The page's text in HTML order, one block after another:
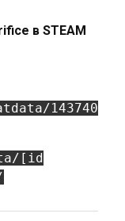
в STEAM
143740
[id